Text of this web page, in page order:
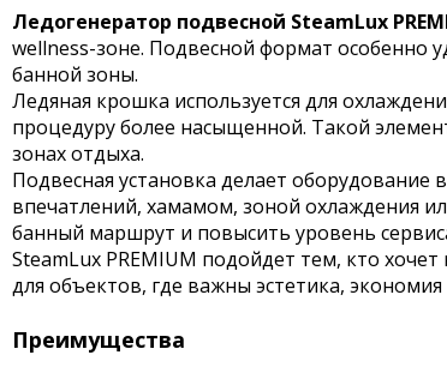
Ледогенератор подвесной SteamLux
wellness-зоне. Подвесной формат особенно
банной зоны.
Ледяная крошка используется для
процедуру более насыщенной. Такой
зонах отдыха.
Подвесная установка делает
впечатлений, хамамом, зоной охлаждения
банный маршрут и повысить уровень
SteamLux PREMIUM подойдет тем, кто
для объектов, где важны эстетика,
Преимущества